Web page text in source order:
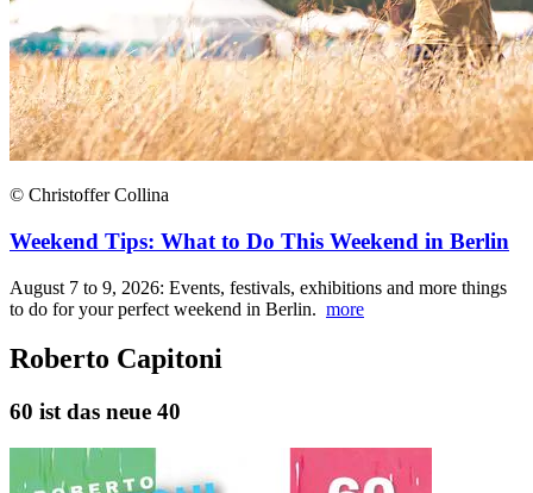
© Christoffer Collina
Weekend Tips: What to Do This Weekend in Berlin
August 7 to 9, 2026: Events, festivals, exhibitions and more things
to do for your perfect weekend in Berlin. more
Roberto Capitoni
60 ist das neue 40